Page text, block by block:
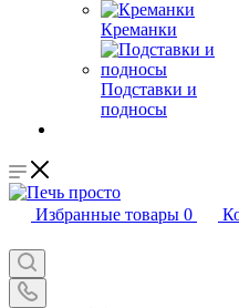
Креманки
Подставки и
подносы
Избранные товары 0